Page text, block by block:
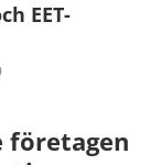
EET-
företagen